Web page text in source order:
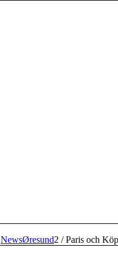
NewsØresund2 / Paris och